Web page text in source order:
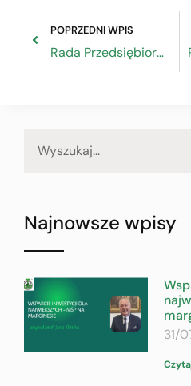
POPRZEDNI WPIS
Rada Przedsiębiorczości apeluje o stopniowe odmrażanie gospodarki
Najnowsze wpisy
31/